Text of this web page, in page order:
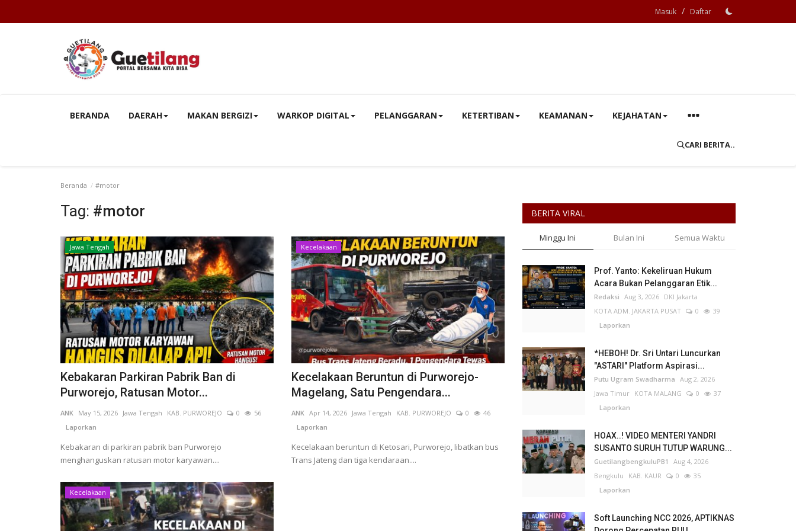
Masuk / Daftar
BERANDA DAERAH MAKAN BERGIZI WARKOP DIGITAL PELANGGARAN KETERTIBAN KEAMANAN KEJAHATAN
CARI BERITA..
Beranda #motor
Tag: #motor
Jawa Tengah
Kebakaran Parkiran Pabrik Ban di
Purworejo, Ratusan Motor...
ANK May 15, 2026 Jawa Tengah KAB. PURWOREJO 0
56
Laporkan
Kebakaran di parkiran pabrik ban Purworejo
menghanguskan ratusan motor karyawan....
Kecelakaan
Kecelakaan Beruntun di Purworejo-
Magelang, Satu Pengendara...
ANK Apr 14, 2026 Jawa Tengah KAB. PURWOREJO 0
46
Laporkan
Kecelakaan beruntun di Ketosari, Purworejo, libatkan bus
Trans Jateng dan tiga kendaraan....
Kecelakaan
BERITA VIRAL
Minggu Ini Bulan Ini Semua Waktu
Prof. Yanto: Kekeliruan Hukum
Acara Bukan Pelanggaran Etik...
Redaksi Aug 3, 2026 DKI Jakarta
KOTA ADM. JAKARTA PUSAT
0
39
Laporkan
*HEBOH! Dr. Sri Untari Luncurkan
"ASTARI" Platform Aspirasi...
Putu Ugram Swadharma Aug 2, 2026
Jawa Timur KOTA MALANG 0
37
Laporkan
HOAX..! VIDEO MENTERI YANDRI
SUSANTO SURUH TUTUP WARUNG...
GuetilangbengkuluPB1
Aug 4, 2026
Bengkulu
KAB. KAUR 0
35
Laporkan
Soft Launching NCC 2026, APTIKNAS